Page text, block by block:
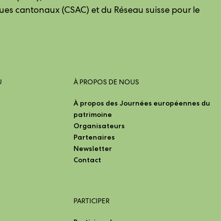
cantonaux (CSAC) et du Réseau suisse pour le
À PROPOS DE NOUS
À propos des Journées européennes du
patrimoine
Organisateurs
Partenaires
Newsletter
Contact
PARTICIPER